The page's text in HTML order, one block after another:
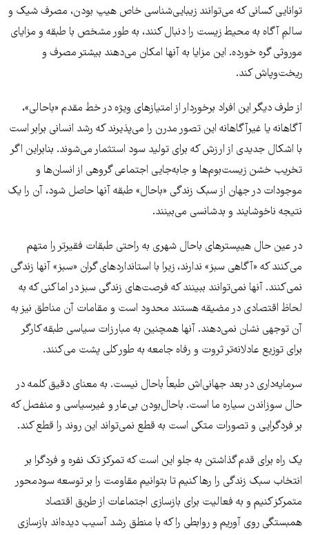
توانایی کسانی که می‌توانند زیبایی‌شناسی خاص هیپ بودن، مصرف شیک و
سالمِ آگاه به محیط زیست را دنبال کنند، به طور مشخص با طبقه و مزایای
موروثی گره خورده. این مزایا به آنها امکان می‌دهند بیشتر مصرف و
ریخت‌و‌پاش کند.
از طرف دیگر این افراد برخوردار از امتیازهای ویژه در خط مقدم «باحالی»،
آگاهانه یا غیرآگاهانه این تصور مدرن را می‌پذیرند که رشد انسانی برابر است
با اشکال جدیدی از ارزش که برای تولید سود استثمار می‌شوند. بنابراین اگر
تخریب خشن زیست‌بوم‌ها و جابه‌جایی اجتماعی گروهی از انسان‌ها و
موجودات در جهان از سبک زندگی «باحال» طبقه آنها حاصل شود، آن را یک
نتیجه ناخوشایند و بدشانسی می‌بینند.
در عین حال هیپسترهای باحال شهری به راحتی طبقات فقیرتر را متهم
می‌کنند که «آگاهی سبز» ندارند، زیرا با استانداردهای گران «سبز» آنها زندگی
نمی‌کنند. آنها نمی‌توانند ببینند که فرصت‌های زندگی سبز در اماکنی که به
لحاظ اقتصادی در مضیقه هستند محدود است و مقامات آن مناطق نیز به
آن توجهی نشان نمی‌دهند. آنها همچنین به مبارزات سیاسی طبقه کارگر
برای توزیع عادلانه‌تر ثروت و رفاه جامعه به طور کلی پشت می‌کنند.
سرمایه‌داری در بعد جهانی‌اش طبعاً باحال نیست. به معنای دقیق کلمه در
حال سوزاندن سیاره ما است. باحال‌بودن بی‌عار و غیرسیاسی و منفصل که
بر فردگرایی و تصورات متکی است به قطع نمی‌تواند این روند را قطع کند.
یک راه برای قدم گذاشتن به جلو این است که تمرکز تک نفره و فردگرا بر
انتخاب سبک زندگی را رها کنیم تا بتوانیم مقاومت را بر توسعه سودمحور
متمرکز کنیم و به فعالیت برای بازسازی اجتماعات از طریق اقتصاد
همبستگی روی آوریم و روابطی را که با منطق رشد آسیب دیده‌اند بازسازی